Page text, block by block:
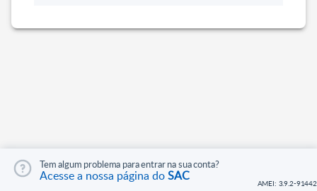
Tem algum problema para entrar na sua conta?
Acesse a nossa página doSAC
AMEI: 3.9.2-91442